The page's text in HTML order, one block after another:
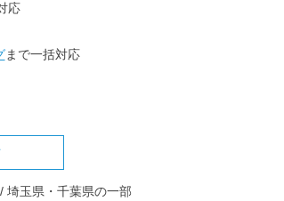
応
まで一括対応
埼玉県・千葉県の一部